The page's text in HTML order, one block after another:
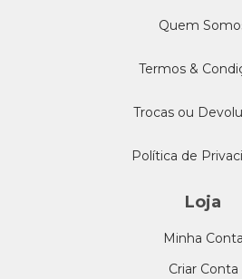
Quem
Termos &
Trocas ou
Política de
Loja
Minha Conta
Criar Conta